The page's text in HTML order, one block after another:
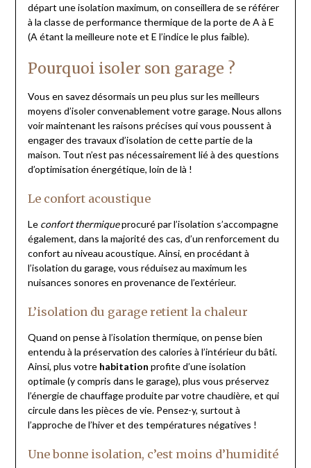
départ une isolation maximum, on conseillera de se référer
à la classe de performance thermique de la porte de A à E
(A étant la meilleure note et E l’indice le plus faible).
Pourquoi isoler son garage ?
Vous en savez désormais un peu plus sur les meilleurs
moyens d’isoler convenablement votre garage. Nous allons
voir maintenant les raisons précises qui vous poussent à
engager des travaux d’isolation de cette partie de la
maison. Tout n’est pas nécessairement lié à des questions
d’optimisation énergétique, loin de là !
Le confort acoustique
Le confort thermiqueprocuré par l’isolation s’accompagne
également, dans la majorité des cas, d’un renforcement du
confort au niveau acoustique. Ainsi, en procédant à
l’isolation du garage, vous réduisez au maximum les
nuisances sonores en provenance de l’extérieur.
L’isolation du garage retient la chaleur
Quand on pense à l’isolation thermique, on pense bien
entendu à la préservation des calories à l’intérieur du bâti.
Ainsi, plus votrehabitation profite d’une isolation
optimale (y compris dans le garage), plus vous préservez
l’énergie de chauffage produite par votre chaudière, et qui
circule dans les pièces de vie. Pensez-y, surtout à
l’approche de l’hiver et des températures négatives !
Une bonne isolation, c’est moins d’humidité